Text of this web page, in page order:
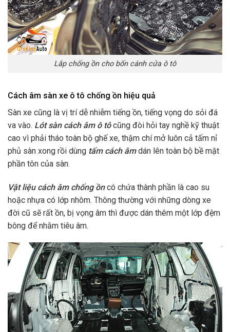
Lắp chống ồn cho bốn cánh cửa ô tô
Cách âm sàn xe ô tô chống ồn hiệu quả
Sàn xe cũng là vị trí dễ nhiễm tiếng ồn, tiếng vọng do sỏi đá
va vào. Lót sàn cách âm ô tôcũng đòi hỏi tay nghề kỹ thuật
cao vì phải tháo toàn bộ ghế xe, thậm chí mở luôn cả tấm nỉ
phủ sàn xong rồi dùng tấm cách âmdán lên toàn bộ bề mặt
phần tôn của sàn.
Vật liệu cách âm chống ồncó chứa thành phần là cao su
hoặc nhựa có lớp nhôm. Thông thường với những dòng xe
đời cũ sẽ rất ồn, bị vọng âm thì được dán thêm một lớp đệm
bông để nhằm tiêu âm.